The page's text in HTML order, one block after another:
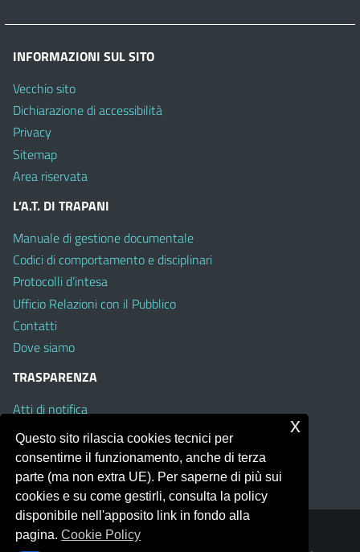
INFORMAZIONI SUL SITO
Vecchio sito
Dichiarazione di accessibilità
Privacy
Sitemap
Area riservata
L’A.T. DI TRAPANI
Manuale di gestione documentale
Codici di comportamento e disciplinari
Protocolli d’intesa
Ufficio Relazioni con il Pubblico
Contatti
Dove siamo
TRASPARENZA
Atti di notifica
Albo on line
Amministrazione Trasparente
Obiettivi di Accessibilità
Portale realizzato con la piattaforma
Questo sito rilascia cookies tecnici per
consentirne il funzionamento, anche di terza
parte (ma non extra UE). Per saperne di più sui
cookies e su come gestirli, consulta la policy
disponibile nell'apposito link in fondo alla
pagina.Cookie Policy
x